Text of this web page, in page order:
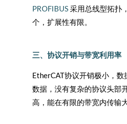
PROFIBUS采用总线型拓扑
个，扩展性有限。
三、协议开销与带宽利用率
EtherCAT协议开销极小，数
数据，没有复杂的协议头部
高，能在有限的带宽内传输